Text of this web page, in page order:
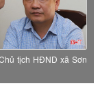
tịch HĐND xã Sơn